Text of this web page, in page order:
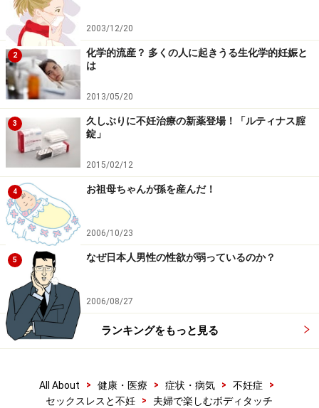
2003/12/20
2
化学的流産？ 多くの人に起きうる生化学的妊娠と
は
2013/05/20
3
久しぶりに不妊治療の新薬登場！「ルティナス腟
錠」
2015/02/12
4 お祖母ちゃんが孫を産んだ！
2006/10/23
5 なぜ日本人男性の性欲が弱っているのか？
2006/08/27
ランキングをもっと見る
All About > 健康・医療 > 症状・病気 > 不妊症
>
セックスレスと不妊
> 夫婦で楽しむボディタッチ